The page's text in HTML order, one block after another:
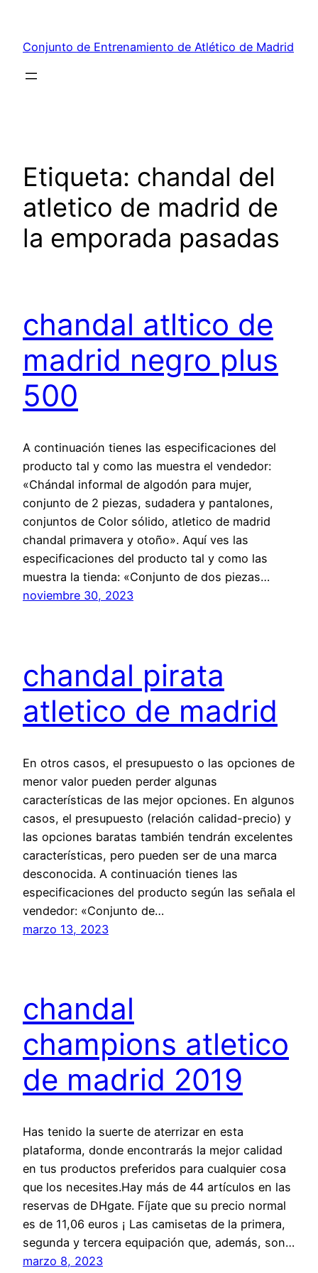
contenido
Conjunto de Entrenamiento de Atlético de Madrid
Etiqueta: chandal del
atletico de madrid de
la emporada pasadas
chandal atltico de
madrid negro plus
500
A continuación tienes las especificaciones del
producto tal y como las muestra el vendedor:
«Chándal informal de algodón para mujer,
conjunto de 2 piezas, sudadera y pantalones,
conjuntos de Color sólido, atletico de madrid
chandal primavera y otoño». Aquí ves las
especificaciones del producto tal y como las
muestra la tienda: «Conjunto de dos piezas…
noviembre 30, 2023
chandal pirata
atletico de madrid
En otros casos, el presupuesto o las opciones de
menor valor pueden perder algunas
características de las mejor opciones. En algunos
casos, el presupuesto (relación calidad-precio) y
las opciones baratas también tendrán excelentes
características, pero pueden ser de una marca
desconocida. A continuación tienes las
especificaciones del producto según las señala el
vendedor: «Conjunto de…
marzo 13, 2023
chandal
champions atletico
de madrid 2019
Has tenido la suerte de aterrizar en esta
plataforma, donde encontrarás la mejor calidad
en tus productos preferidos para cualquier cosa
que los necesites.Hay más de 44 artículos en las
reservas de DHgate. Fíjate que su precio normal
es de 11,06 euros ¡ Las camisetas de la primera,
segunda y tercera equipación que, además, son…
marzo 8, 2023